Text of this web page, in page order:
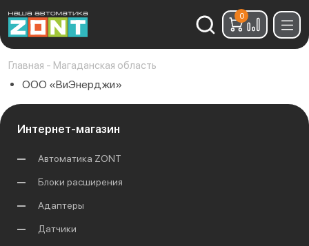
Найти:
0
Главная - Магаданская область
ООО «ВиЭнерджи»
Интернет-магазин
Автоматика ZONT
Блоки расширения
Адаптеры
Датчики